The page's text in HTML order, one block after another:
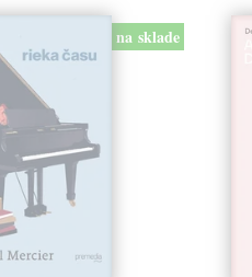
na sklade